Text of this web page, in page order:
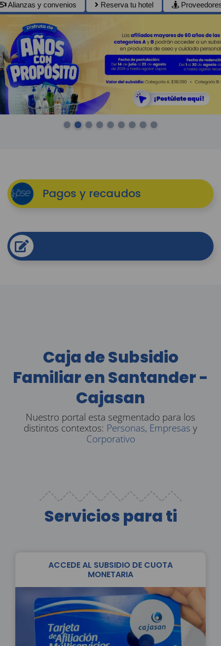
Alianzas y convenios
Reserva tu hotel
Pagos y recaudos
Caja de Subsidio
Familiar en Santander -
Cajasan
Nuestro portal esta segmentado para los
distintos contextos: Personas, Empresas y
Corporativo
Servicios para ti
ACCEDE AL SUBSIDIO DE CUOTA
MONETARIA